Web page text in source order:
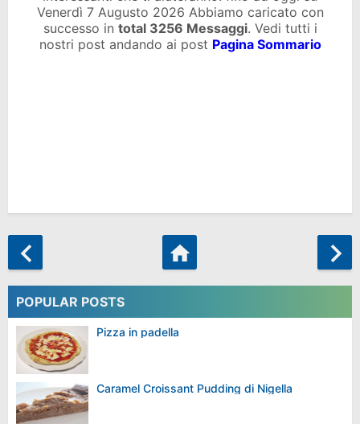
Venerdì 7 Augusto 2026 Abbiamo caricato con
successo in total 3256 Messaggi. Vedi tutti i
nostri post andando ai post Pagina Sommario
POPULAR POSTS
Pizza in padella
Caramel Croissant Pudding di Nigella